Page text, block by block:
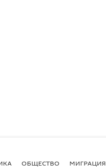
ОБЩЕСТВО МИГРАЦИЯ